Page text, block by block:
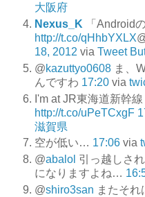
大阪府
Nexus_K
「Android
http://t.co/qHhbYXLX
18, 2012 via Tweet
@kazuttyo0608 ま、
んですわ 17:20 via
I'm at JR東海道新幹
http://t.co/uPeTCxgF
滋賀県
空が低い… 17:06 via
@abalol 引っ越しさ
になりますよね…
@shiro3san またそ